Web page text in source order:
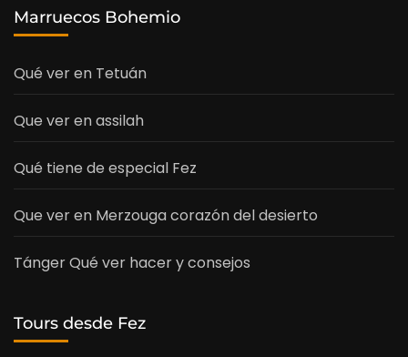
Marruecos Bohemio
Qué ver en Tetuán
Que ver en assilah
Qué tiene de especial Fez
Que ver en Merzouga corazón del desierto
Tánger Qué ver hacer y consejos
Tours desde Fez